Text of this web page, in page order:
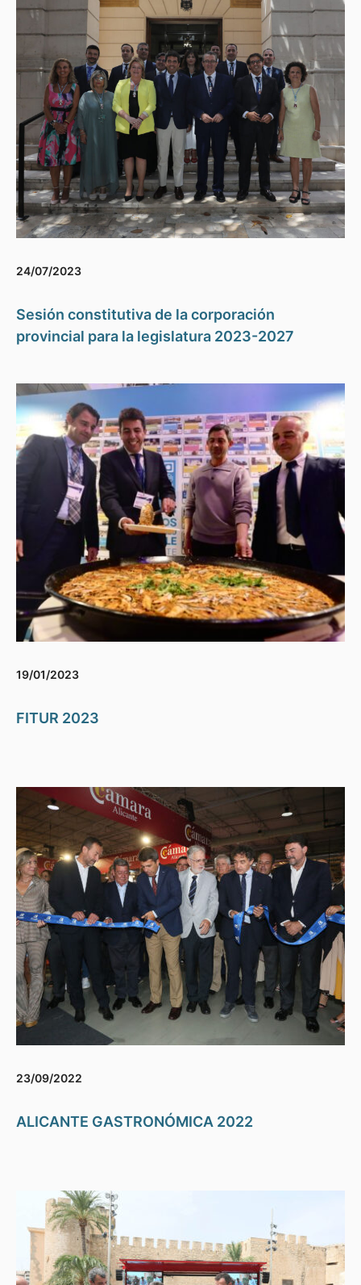
24/07/2023
Sesión constitutiva de la corporación
provincial para la legislatura 2023-2027
19/01/2023
FITUR 2023
23/09/2022
ALICANTE GASTRONÓMICA 2022